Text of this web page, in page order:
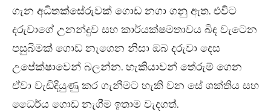
ගැන අධිතක්සේරුවක් ගොඩ නගා ගනු ඇත. එවිට
දරුවාගේ උනන්දුව සහ කාර්යක්ෂමතාවය බිඳ වැටෙන
පසුබිමක් ගොඩ නැගෙන නිසා ඔබ දරුවා දෙස
උපේක්ෂාවෙන් බලන්න. හැකියාවන් තේරුම් ගෙන
ඒවා වැඩිදියුණු කර ගැනීමට හැකි වන සේ ශක්තිය සහ
ධෛර්ය ගොඩ නැගීම ඉතාම වැදගත්.